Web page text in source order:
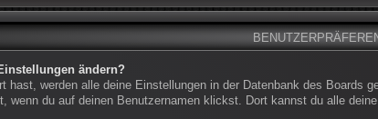
ändern?
hast, werden alle deine Einstellungen in der Datenbank des Boards
wenn du auf deinen Benutzernamen klickst. Dort kannst du alle